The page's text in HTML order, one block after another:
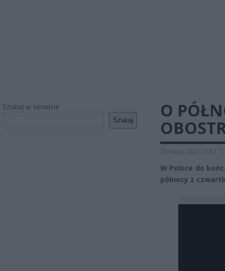
Szukaj w serwisie
Szukaj
O
20 maja 2021 21:51 |
W Polsce do
północy z